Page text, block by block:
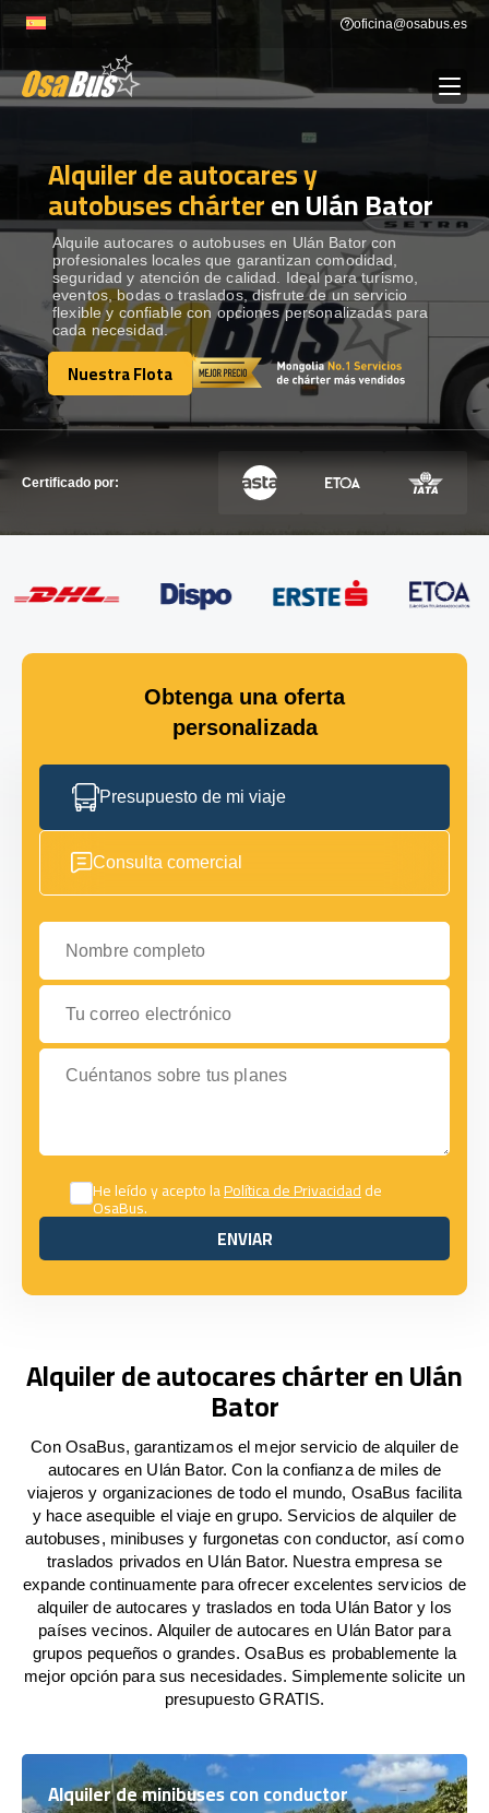
to
oficina@osabus.es
ALQUILER DE AUTOCARES
DESTINOS Show dropdown
RECORRIDAS Show dropdown
FLOTA
Alquiler de autocares y
autobuses chárteren Ulán Bator
Alquile autocares o autobuses en Ulán Bator con
profesionales locales que garantizan comodidad,
seguridad y atención de calidad. Ideal para turismo,
eventos, bodas o traslados, disfrute de un servicio
flexible y confiable con opciones personalizadas para
cada necesidad.
Nuestra Flota
Nuestra Flota
Certificado por:
Obtenga una oferta
personalizada
Presupuesto de mi viaje
Consulta comercial
Nombre completo
Tu correo electrónico
Cuéntanos sobre tus planes
He leído y acepto laPolítica de Privacidadde
OsaBus.
ENVIAR
ENVIAR
Alquiler de autocares chárter en Ulán
Bator
Con OsaBus, garantizamos el mejor servicio de alquiler de
autocares en Ulán Bator. Con la confianza de miles de
viajeros y organizaciones de todo el mundo, OsaBus facilita
y hace asequible el viaje en grupo. Servicios de alquiler de
autobuses, minibuses y furgonetas con conductor, así como
traslados privados en Ulán Bator. Nuestra empresa se
expande continuamente para ofrecer excelentes servicios de
alquiler de autocares y traslados en toda Ulán Bator y los
países vecinos. Alquiler de autocares en Ulán Bator para
grupos pequeños o grandes. OsaBus es probablemente la
mejor opción para sus necesidades. Simplemente solicite un
presupuesto GRATIS.
Alquiler de minibuses con conductor